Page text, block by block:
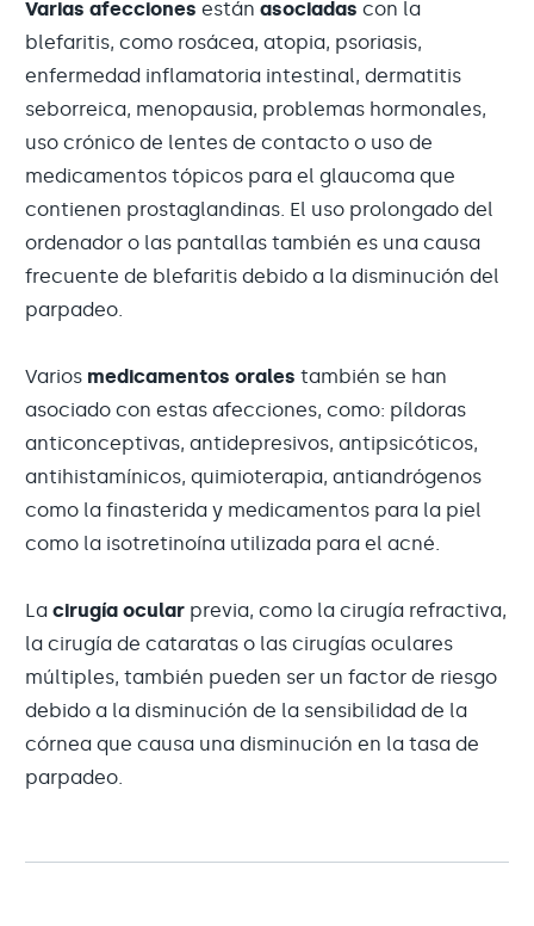
Varias afecciones están asociadas con la
blefaritis, como rosácea, atopia, psoriasis,
enfermedad inflamatoria intestinal, dermatitis
seborreica, menopausia, problemas hormonales,
uso crónico de lentes de contacto o uso de
medicamentos tópicos para el glaucoma que
contienen prostaglandinas. El uso prolongado del
ordenador o las pantallas también es una causa
frecuente de blefaritis debido a la disminución del
parpadeo.
Varios medicamentos orales también se han
asociado con estas afecciones, como: píldoras
anticonceptivas, antidepresivos, antipsicóticos,
antihistamínicos, quimioterapia, antiandrógenos
como la finasterida y medicamentos para la piel
como la isotretinoína utilizada para el acné.
La cirugía ocular previa, como la cirugía refractiva,
la cirugía de cataratas o las cirugías oculares
múltiples, también pueden ser un factor de riesgo
debido a la disminución de la sensibilidad de la
córnea que causa una disminución en la tasa de
parpadeo.